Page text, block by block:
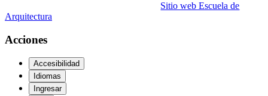
Sitio web Escuela de
Arquitectura
Acciones
Accesibilidad
Idiomas
Ingresar